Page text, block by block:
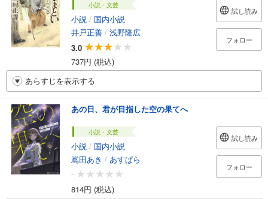
小説・文芸
小説 / 国内小説
井戸正善 / 浅野隆広
3.0
737円 (税込)
試し読み
フォロー
あらすじを表示する
あの日、君が目指した空の果てへ
小説・文芸
小説 / 国内小説
嶌田あき / あすぱら
-
814円 (税込)
試し読み
フォロー